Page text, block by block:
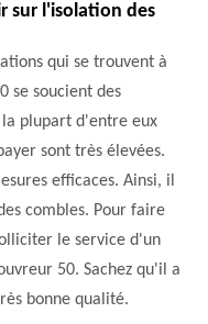
sur l'isolation des
qui se trouvent à
se soucient des
plupart d'entre eux
sont très élevées.
efficaces. Ainsi, il
combles. Pour faire
le service d'un
50. Sachez qu'il a
bonne qualité.